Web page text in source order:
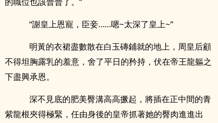
“謝皇上恩寵，臣妾……嗯~太深了皇上~”
明黃的衣裙盡數散在白玉磚鋪就的地上，周皇后顧
不得坦胸露乳的羞意，舍了平日的矜持，伏在帝王龍軀之
下盡興承恩。
深不見底的肥美臀溝高高撅起，將插在正中間的青
紫龍根夾得極緊，任由身後的皇帝抓著她的臀肉進進出